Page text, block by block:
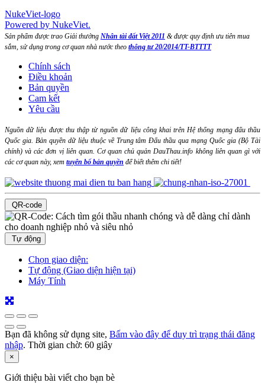
NukeViet-logo
Powered by NukeViet.
Sản phẩm được trao Giải thưởng Nhân tài đất Việt 2011 & được quy định ưu tiên mua
sắm, sử dụng trong cơ quan nhà nước theo thông tư 20/2014/TT-BTTTT
Chính sách
Điều khoản
Bản quyền
Cam kết
Yêu cầu
Nguồn dữ liệu được thu thập từ nguồn dữ liệu công khai trên Hệ thống mạng đấu thầu
Quốc gia. Bản quyền dữ liệu thuộc về Trung tâm Đấu thầu qua mạng Quốc gia (Bộ Tài
chính) và các đơn vị liên quan. Cơ quan chủ quản DauThau.info không liên quan gì với
các cơ quan này, xem tuyên bố bản quyền để biết thêm chi tiết!
QR-code
Tự động
Chọn giao diện:
Tự động (Giao diện hiện tại)
Máy Tính
Bạn đã không sử dụng site, Bấm vào đây để duy trì trạng thái đăng
nhập. Thời gian chờ: 60 giây
×
Giới thiệu bài viết cho bạn bè